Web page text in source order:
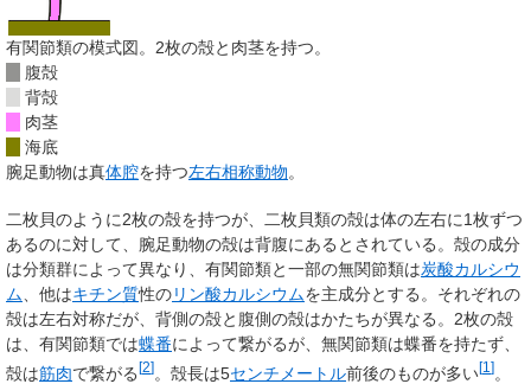
有関節類の模式図。2枚の殻と肉茎を持つ。
腹殻
背殻
肉茎
海底
腕足動物は真体腔を持つ左右相称動物。
二枚貝のように2枚の殻を持つが、二枚貝類の殻は体の左右に1枚ずつ
あるのに対して、腕足動物の殻は背腹にあるとされている。殻の成分
は分類群によって異なり、有関節類と一部の無関節類は炭酸カルシウ
ム 、他はキチン質性のリン酸カルシウムを主成分とする。それぞれの
殻は左右対称だが、背側の殻と腹側の殻はかたちが異なる。2枚の殻
は、有関節類では蝶番によって繋がるが、無関節類は蝶番を持たず、
殻は筋肉で繋がる[2]。殻長は5センチメートル前後のものが多い[1 ]。